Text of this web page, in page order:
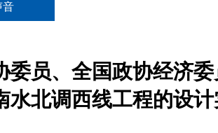
音
委员、全国政协经济
水北调西线工程的设